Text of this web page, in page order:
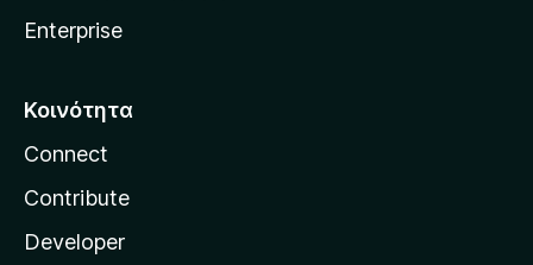
Enterprise
Κοινότητα
Connect
Contribute
Developer